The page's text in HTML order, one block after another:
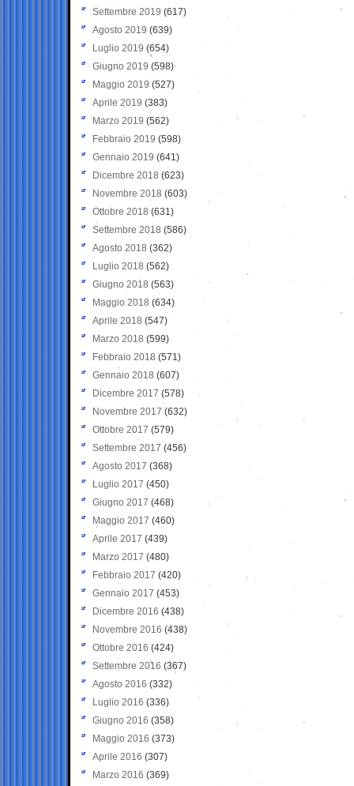
Settembre 2019 (617)
Agosto 2019 (639)
Luglio 2019 (654)
Giugno 2019 (598)
Maggio 2019 (527)
Aprile 2019 (383)
Marzo 2019 (562)
Febbraio 2019 (598)
Gennaio 2019 (641)
Dicembre 2018 (623)
Novembre 2018 (603)
Ottobre 2018 (631)
Settembre 2018 (586)
Agosto 2018 (362)
Luglio 2018 (562)
Giugno 2018 (563)
Maggio 2018 (634)
Aprile 2018 (547)
Marzo 2018 (599)
Febbraio 2018 (571)
Gennaio 2018 (607)
Dicembre 2017 (578)
Novembre 2017 (632)
Ottobre 2017 (579)
Settembre 2017 (456)
Agosto 2017 (368)
Luglio 2017 (450)
Giugno 2017 (468)
Maggio 2017 (460)
Aprile 2017 (439)
Marzo 2017 (480)
Febbraio 2017 (420)
Gennaio 2017 (453)
Dicembre 2016 (438)
Novembre 2016 (438)
Ottobre 2016 (424)
Settembre 2016 (367)
Agosto 2016 (332)
Luglio 2016 (336)
Giugno 2016 (358)
Maggio 2016 (373)
Aprile 2016 (307)
Marzo 2016 (369)